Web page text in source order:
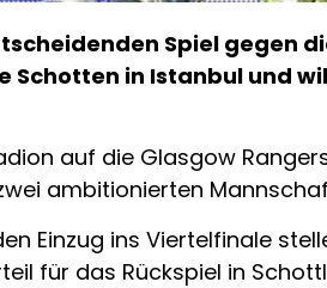
Spiel gegen
in Istanbul und
auf die Glasgow
ambitionierten
Einzug ins Viertelfinale
für das Rückspiel in